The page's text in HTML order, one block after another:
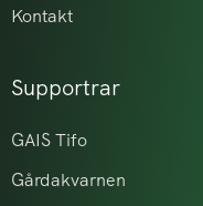
Kontakt
Supportrar
GAIS Tifo
Gårdakvarnen